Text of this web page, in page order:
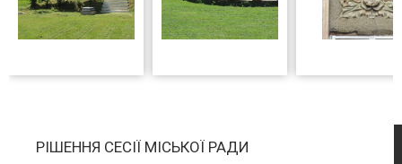
РІШЕННЯ СЕСІЇ МІСЬКОЇ РАДИ